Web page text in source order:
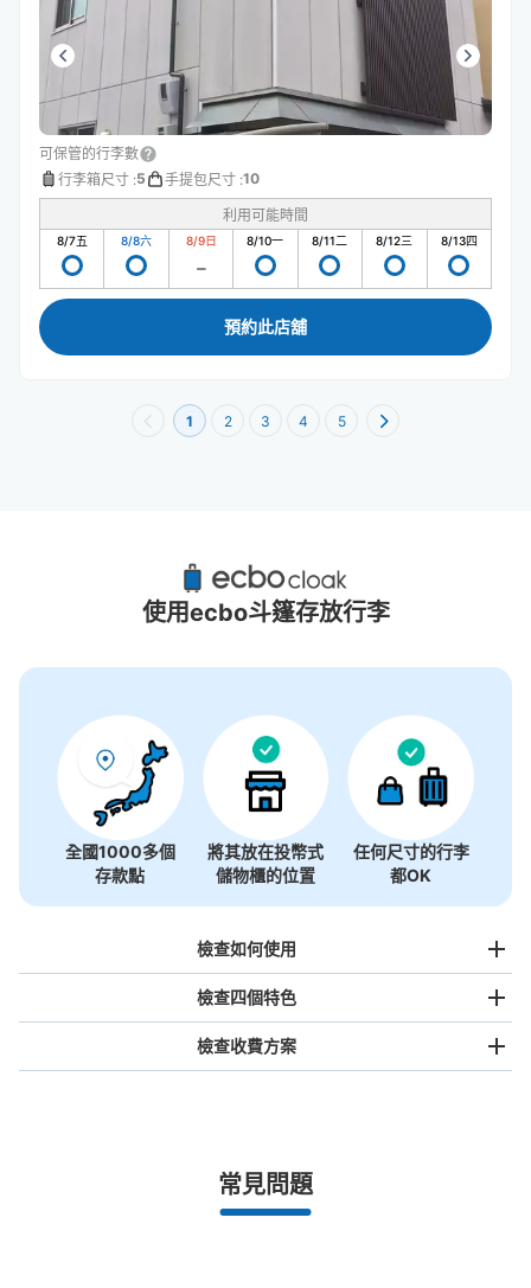
可保管的行李數
行李箱尺寸 :5 手提包尺寸 :10
利用可能時間
8/7五 8/8六 8/9日 8/10一 8/11二 8/12三 8/13四
預約此店舖
1 2 3 4 5
東寺附近推薦的寄物櫃
0個投幣式置物櫃
使用ecbo斗篷存放行李
全國1000多個
存款點
將其放在投幣式
儲物櫃的位置
任何尺寸的行李
都OK
檢查如何使用
事先用手機預約
指定的日期和時間
檢查四個特色
全國有1,000家以上合作店鋪
檢查收費方案
最長邊未滿45cm的行李（小型背包、手提包、手提行李
常見問題